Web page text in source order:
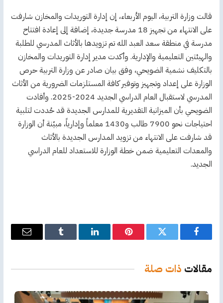
قالت وزارة التربية، اليوم الأربعاء، إن إدارة التوريدات والمخازن شارفت
على الانتهاء من تجهيز 18 مدرسة جديدة، إضافة إلى إعادة افتتاح
مدرسة في منطقة سعد العبد الله تم تزويدها بالأثاث المدرسي للطلبة
والهيئتين التعليمية والإدارية. وأكدت مدير إدارة التوريدات والمخازن
بالتكليف نشمية الضويحي، وفق بيان صادر عن وزارة التربية حرص
الوزارة على إعداد وتجهيز وتوفير كافة المستلزمات الضرورية من الأثاث
المدرسي لاستقبال العام الدراسي الجديد 2024-2025. وأفادت
الضويحي بأن الميزانية التقديرية للمدارس الجديدة قد حُددت لتلبية
احتياجات نحو 7900 طالب و1430 معلماً وإدارياً، مبيّنة أن الوزارة
قد شارفت على الانتهاء من تزويد المدارس الجديدة بالأثاث
والمعدات التعليمية ضمن خطة الوزارة للاستعداد للعام الدراسي
الجديد.
فيسبوك تويتر بينتيريستلينكدإن Tumblr
البريد
مقالات ذات صلة